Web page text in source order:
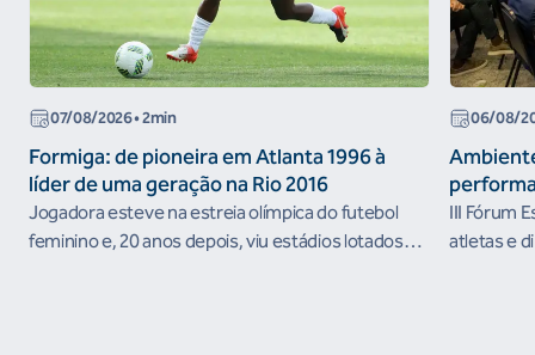
07/08/2026• 2min
Formiga: de pioneira em Atlanta 1996 à
líder de uma geração na Rio 2016
Jogadora esteve na estreia olímpica do futebol
feminino e, 20 anos depois, viu estádios lotados
06/08/
III Fórum
atletas e